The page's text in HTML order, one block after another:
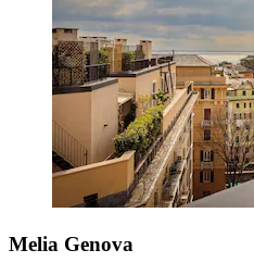
Melia Genova